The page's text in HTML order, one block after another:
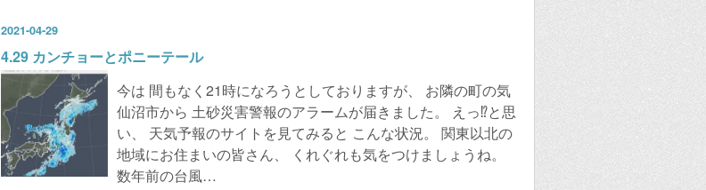
2021-04-29
4.29 カンチョーとポニーテール
今は 間もなく21時になろうとしておりますが、 お隣の町の気
仙沼市から 土砂災害警報のアラームが届きました。 えっ⁉️と思
い、 天気予報のサイトを見てみると こんな状況。 関東以北の
地域にお住まいの皆さん、 くれぐれも気をつけましょうね。
数年前の台風…